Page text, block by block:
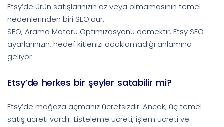
Etsy’de ürün satışlarınızın az veya olmamasının temel
nedenlerinden biri SEO’dur.
SEO, Arama Motoru Optimizasyonu demektir. Etsy SEO
ayarlarınızın, hedef kitlenizi odaklamadığı anlamına
geliyor
Etsy’de herkes bir şeyler satabilir mi?
Etsy’de mağaza açmanız ücretsizdir. Ancak, üç temel
satış ücreti vardır: Listeleme ücreti, işlem ücreti ve